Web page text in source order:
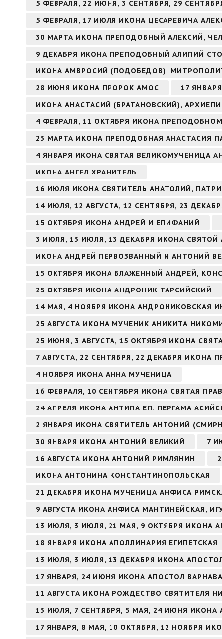
5 ФЕВРАЛЯ, 22 ИЮНЯ, 3 СЕНТЯБРЯ, 29
5 ФЕВРАЛЯ, 17 ИЮЛЯ ИКОНА ЦЕСАРЕВИЧА
30 МАРТА ИКОНА ПРЕПОДОБНЫЙ АЛЕКСИЙ,
9 ДЕКАБРЯ ИКОНА ПРЕПОДОБНЫЙ АЛИПИЙ
ИКОНА АМВРОСИЙ (ПОДОБЕДОВ),
28 ИЮНЯ ИКОНА ПРОРОК АМОС
17
ИКОНА АНАСТАСИЙ (БРАТАНОВСКИЙ),
4 ФЕВРАЛЯ, 11 ОКТЯБРЯ ИКОНА
23 МАРТА ИКОНА ПРЕПОДОБНАЯ АНАСТАСИЯ
4 ЯНВАРЯ ИКОНА СВЯТАЯ ВЕЛИКОМУЧЕНИЦА
ИКОНА АНГЕЛ ХРАНИТЕЛЬ
16 ИЮЛЯ ИКОНА СВЯТИТЕЛЬ АНАТОЛИЙ,
14 ИЮЛЯ, 12 АВГУСТА, 12 СЕНТЯБРЯ, 23
15 ОКТЯБРЯ ИКОНА АНДРЕЙ И ЕПИФАНИЙ
3 ИЮЛЯ, 13 ИЮЛЯ, 13 ДЕКАБРЯ ИКОНА
ИКОНА АНДРЕЙ ПЕРВОЗВАННЫЙ И АНТОНИЙ
15 ОКТЯБРЯ ИКОНА БЛАЖЕННЫЙ АНДРЕЙ,
25 ОКТЯБРЯ ИКОНА АНДРОНИК ТАРСИЙСКИЙ
14 МАЯ, 4 НОЯБРЯ ИКОНА АНДРОНИКОВСКАЯ
25 АВГУСТА ИКОНА МУЧЕНИК АНИКИТА
25 ИЮНЯ, 3 АВГУСТА, 15 ОКТЯБРЯ ИКОНА
7 АВГУСТА, 22 СЕНТЯБРЯ, 22 ДЕКАБРЯ
4 НОЯБРЯ ИКОНА АННА МУЧЕНИЦА
16 ФЕВРАЛЯ, 10 СЕНТЯБРЯ ИКОНА СВЯТАЯ
24 АПРЕЛЯ ИКОНА АНТИПА ЕП. ПЕРГАМА
2 ЯНВАРЯ ИКОНА СВЯТИТЕЛЬ АНТОНИЙ
30 ЯНВАРЯ ИКОНА АНТОНИЙ ВЕЛИКИЙ
7
16 АВГУСТА ИКОНА АНТОНИЙ РИМЛЯНИН
ИКОНА АНТОНИНА КОНСТАНТИНОПОЛЬСКАЯ
21 ДЕКАБРЯ ИКОНА МУЧЕНИЦА АНФИСА
9 АВГУСТА ИКОНА АНФИСА МАНТИНЕЙСКАЯ,
13 ИЮЛЯ, 3 ИЮЛЯ, 21 МАЯ, 9 ОКТЯБРЯ ИКОНА
18 ЯНВАРЯ ИКОНА АПОЛЛИНАРИЯ ЕГИПЕТСКАЯ
13 ИЮЛЯ, 3 ИЮЛЯ, 13 ДЕКАБРЯ ИКОНА
17 ЯНВАРЯ, 24 ИЮНЯ ИКОНА АПОСТОЛ ВАРНАВА
11 АВГУСТА ИКОНА РОЖДЕСТВО СВЯТИТЕЛЯ
13 ИЮЛЯ, 7 СЕНТЯБРЯ, 5 МАЯ, 24 ИЮНЯ
17 ЯНВАРЯ, 8 МАЯ, 10 ОКТЯБРЯ, 12 НОЯБРЯ